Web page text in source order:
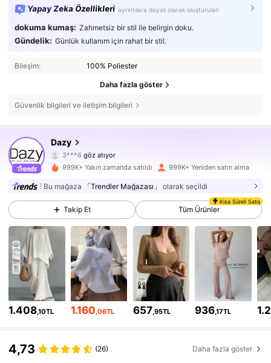
Yapay Zeka Özellikleri ayrıntılara dayalı olarak oluşturulan
dokuma kumaş: Zahmetsiz bir stil ile belirgin doku.
Gündelik: Günlük kullanım için rahat bir stil.
Bileşim: 100% Poliester
Daha fazla göster
Güvenlik bilgileri ve iletişim bilgileri
Dazy
3***6 göz atıyor
4,86
6.6M Takipçiler
4,86 6.6M Takipçiler
4,86 6.6M Takipçiler
4,86 6.6M Takipçiler
6.6M Takipçiler
4,86 6.6M Takipçiler
999K+ Yakın zamanda satıldı 999K+ Yeniden satın alma
Bu mağaza 「Trendler Mağazası」 olarak seçildi
Takip Et
Kısa Süreli Satış
Tüm Ürünler
1.408,10TL 1.160,06TL 657,95TL 936,17TL
4,73 (26) Daha fazla göster